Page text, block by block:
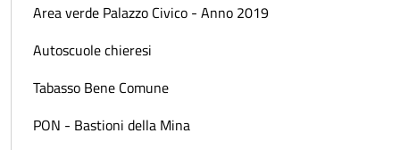
Area verde Palazzo Civico - Anno 2019
Autoscuole chieresi
Tabasso Bene Comune
PON - Bastioni della Mina